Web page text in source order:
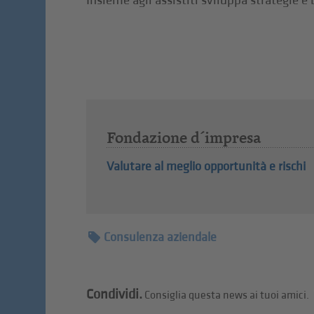
Fondazione d´impresa
Valutare al meglio opportunità e rischi
Consulenza aziendale
Condividi. Consiglia questa news ai tuoi amici.